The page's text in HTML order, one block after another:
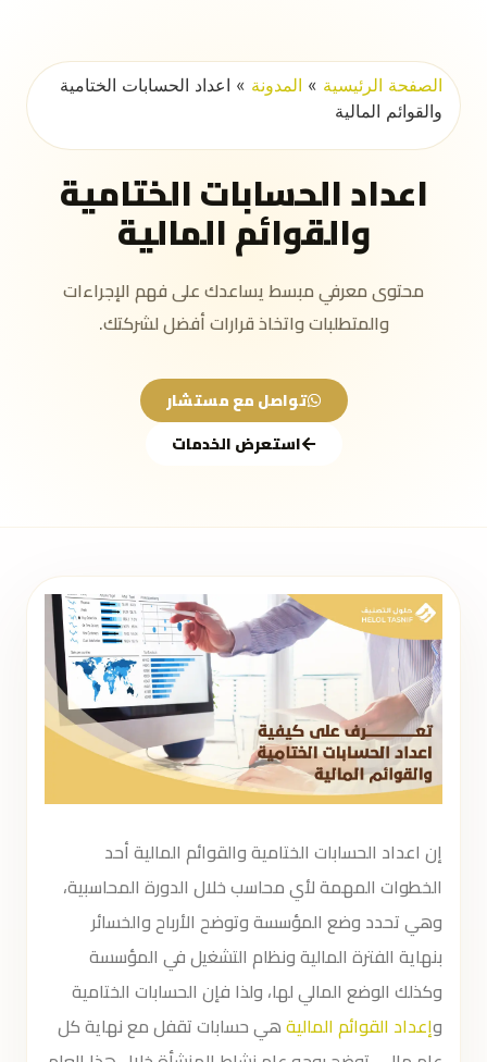
الصفحة الرئيسية » المدونة » اعداد الحسابات الختامية
والقوائم المالية
اعداد الحسابات الختامية
والقوائم المالية
محتوى معرفي مبسط يساعدك على فهم الإجراءات
والمتطلبات واتخاذ قرارات أفضل لشركتك.
تواصل مع مستشار
استعرض الخدمات
إن اعداد الحسابات الختامية والقوائم المالية أحد
الخطوات المهمة لأي محاسب خلال الدورة المحاسبية،
وهي تحدد وضع المؤسسة وتوضح الأرباح والخسائر
بنهاية الفترة المالية ونظام التشغيل في المؤسسة
وكذلك الوضع المالي لها، ولذا فإن الحسابات الختامية
وإعداد القوائم الماليةهي حسابات تقفل مع نهاية كل